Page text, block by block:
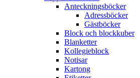
Anteckningsböcker
Adressböcker
Gästböcker
Block och blockkuber
Blanketter
Kollegieblock
Notisar
Kartong